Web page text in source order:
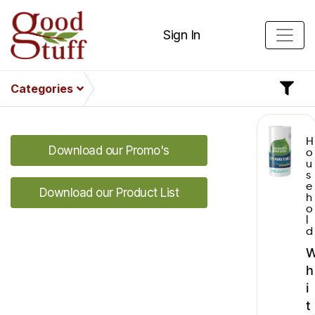
Sign In
Categories
Download our Promo's
Download our Product List
H
o
u
s
e
h
o
l
d
h
i
t